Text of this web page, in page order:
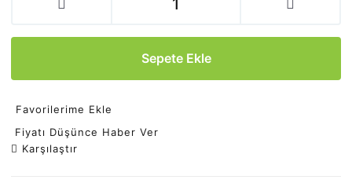
Sepete Ekle
Favorilerime Ekle
Fiyatı Düşünce Haber Ver
Karşılaştır